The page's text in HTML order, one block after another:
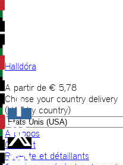
Halldóra
A partir de € 5,78
Choose your country delivery
(VAT by country)
A propos
Contact
Revente et détaillants